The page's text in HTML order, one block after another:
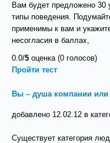
Вам будет предложено
типы поведения.
применимы к вам и
несогласия в баллах,
0.0/5 оценка (0 голосов)
Пройти тест
Вы – душа компании или
добавлено 12.02.12 в
Существует категория